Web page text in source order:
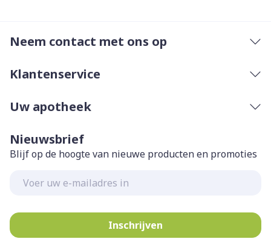
worden ingenomen
Neem contact met ons op
Klantenservice
Uw apotheek
Nieuwsbrief
Blijf op de hoogte van nieuwe producten en promoties
Inschrijven